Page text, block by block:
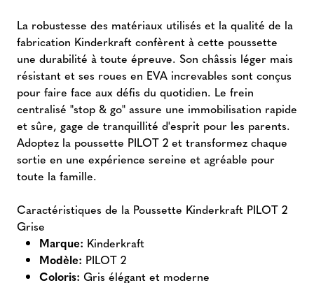
La robustesse des matériaux utilisés et la qualité de la
fabrication Kinderkraft confèrent à cette poussette
une durabilité à toute épreuve. Son châssis léger mais
résistant et ses roues en EVA increvables sont conçus
pour faire face aux défis du quotidien. Le frein
centralisé "stop & go" assure une immobilisation rapide
et sûre, gage de tranquillité d'esprit pour les parents.
Adoptez la poussette PILOT 2 et transformez chaque
sortie en une expérience sereine et agréable pour
toute la famille.
Caractéristiques de la Poussette Kinderkraft PILOT 2
Grise
Marque: Kinderkraft
Modèle: PILOT 2
Coloris: Gris élégant et moderne